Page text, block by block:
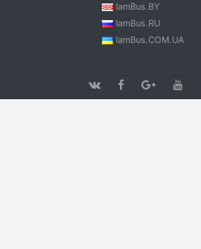
IamBus.BY
IamBus.RU
IamBus.COM.UA